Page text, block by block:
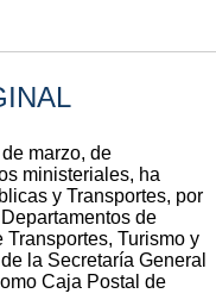
marzo, de
ministeriales, ha
y Transportes, por
de
Turismo y
la Secretaría General
Caja Postal de